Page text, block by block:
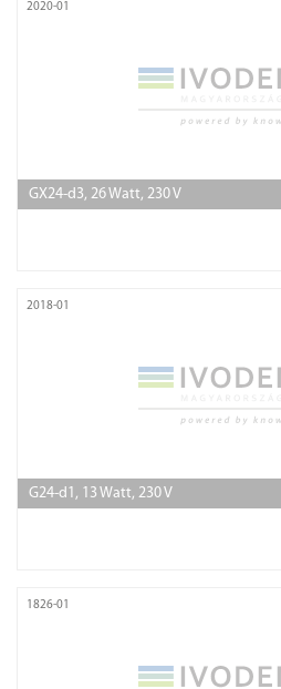
2020-01
GX24-d3, 26 Watt, 230 V
2018-01
G24-d1, 13 Watt, 230 V
1826-01